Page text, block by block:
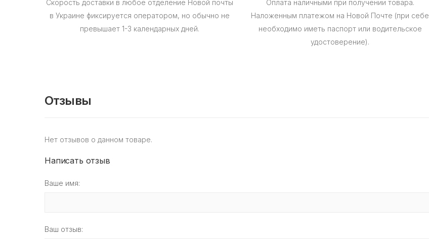
Скорость доставки в любое отделение Новой почты
в Украине фиксируется оператором, но обычно не
превышает 1-3 календарных дней.
Оплата наличными при получении товара.
Наложенным платежом на Новой Почте (при себе
необходимо иметь паспорт или водительское
удостоверение).
Отзывы
Нет отзывов о данном товаре.
Написать отзыв
Ваше имя:
Ваш отзыв: